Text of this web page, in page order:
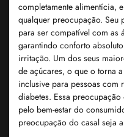
completamente alimentícia,
qualquer preocupação. Seu
para ser compatível com as
garantindo conforto
irritação. Um dos seus
de açúcares, o que o torna
inclusive para pessoas com
diabetes. Essa
pelo bem-estar do
preocupação do casal seja